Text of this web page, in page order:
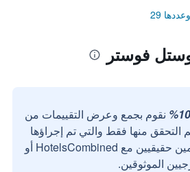
29
فوستر
نقوم بجمع وعرض التقييمات من
التحقق منها فقط والتي تم إجراؤها
بواسطة مستخدمين حقيقيين مع HotelsCombined أو
الموثوقين.